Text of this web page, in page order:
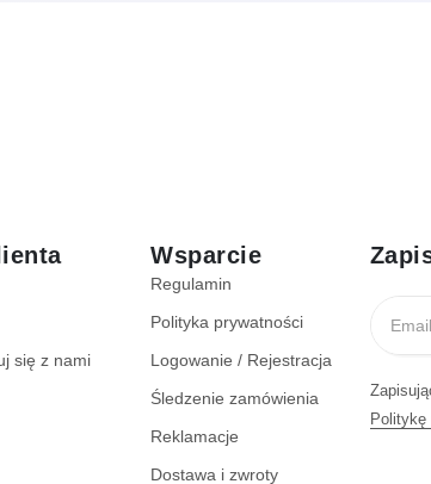
się z nami
Wsparcie
Regulamin
Polityka prywatności
Logowanie / Rejestracja
Śledzenie zamówienia
Reklamacje
Dostawa i zwroty
Politykę